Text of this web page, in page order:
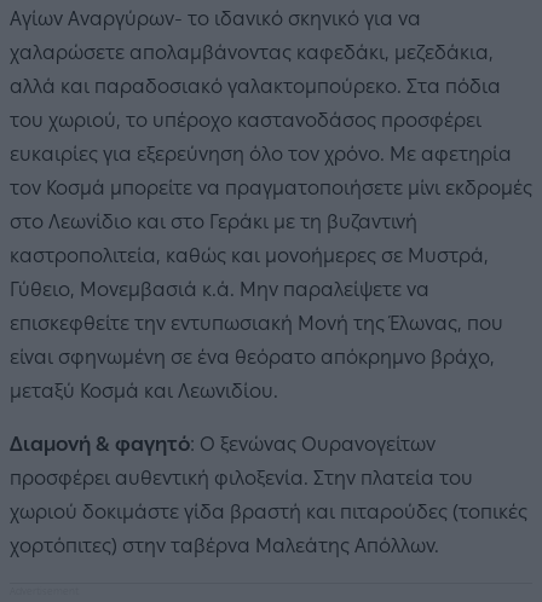
Αγίων Αναργύρων- το ιδανικό σκηνικό για να
χαλαρώσετε απολαμβάνοντας καφεδάκι, μεζεδάκια,
αλλά και παραδοσιακό γαλακτομπούρεκο. Στα πόδια
του χωριού, το υπέροχο καστανοδάσος προσφέρει
ευκαιρίες για εξερεύνηση όλο τον χρόνο. Με αφετηρία
τον Κοσμά μπορείτε να πραγματοποιήσετε μίνι εκδρομές
στο Λεωνίδιο και στο Γεράκι με τη βυζαντινή
καστροπολιτεία, καθώς και μονοήμερες σε Μυστρά,
Γύθειο, Μονεμβασιά κ.ά. Μην παραλείψετε να
επισκεφθείτε την εντυπωσιακή Μονή της Έλωνας, που
είναι σφηνωμένη σε ένα θεόρατο απόκρημνο βράχο,
μεταξύ Κοσμά και Λεωνιδίου.
Διαμονή & φαγητό: Ο ξενώνας Ουρανογείτων
προσφέρει αυθεντική φιλοξενία. Στην πλατεία του
χωριού δοκιμάστε γίδα βραστή και πιταρούδες (τοπικές
χορτόπιτες) στην ταβέρνα Μαλεάτης Απόλλων.